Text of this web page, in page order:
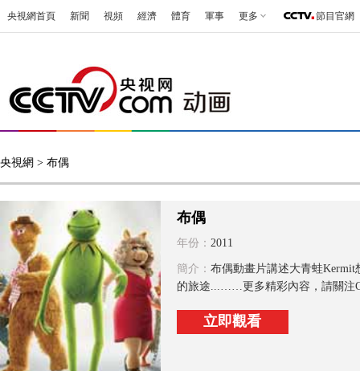
央視網首頁 新聞 視頻 經濟 體育 軍事 更多 節目官網
央視網 > 布偶
布偶
年份： 2011
簡介： 布偶動畫片講述大青蛙
的旅途...……更多精彩內容，請關注
立即觀看